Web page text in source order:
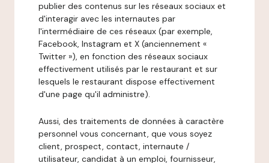
publier des contenus sur les réseaux sociaux et
d'interagir avec les internautes par
l'intermédiaire de ces réseaux (par exemple,
Facebook, Instagram et X (anciennement «
Twitter »), en fonction des réseaux sociaux
effectivement utilisés par le restaurant et sur
lesquels le restaurant dispose effectivement
d'une page qu'il administre).
Aussi, des traitements de données à caractère
personnel vous concernant, que vous soyez
client, prospect, contact, internaute /
utilisateur, candidat à un emploi, fournisseur,